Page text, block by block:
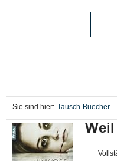
Sie sind hier: Tausch-Buecher